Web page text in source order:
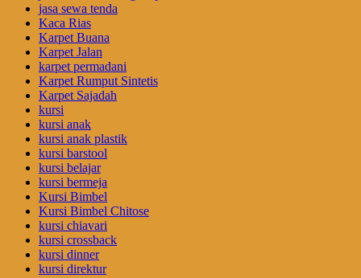
jasa sewa tenda
Kaca Rias
Karpet Buana
Karpet Jalan
karpet permadani
Karpet Rumput Sintetis
Karpet Sajadah
kursi
kursi anak
kursi anak plastik
kursi barstool
kursi belajar
kursi bermeja
Kursi Bimbel
Kursi Bimbel Chitose
kursi chiavari
kursi crossback
kursi dinner
kursi direktur